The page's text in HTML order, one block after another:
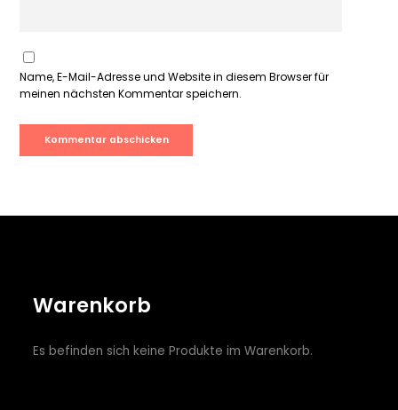
Name, E-Mail-Adresse und Website in diesem Browser für
meinen nächsten Kommentar speichern.
Warenkorb
Es befinden sich keine Produkte im Warenkorb.